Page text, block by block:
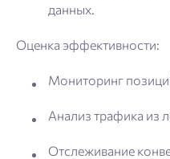
данных.
Оценка эффективности:
Мониторинг
Анализ трафика из
Отслеживание